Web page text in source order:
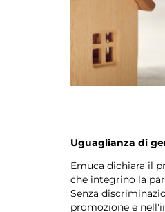
Uguaglianza di
Emuca dichiara il
che integrino la
Senza
promozione e